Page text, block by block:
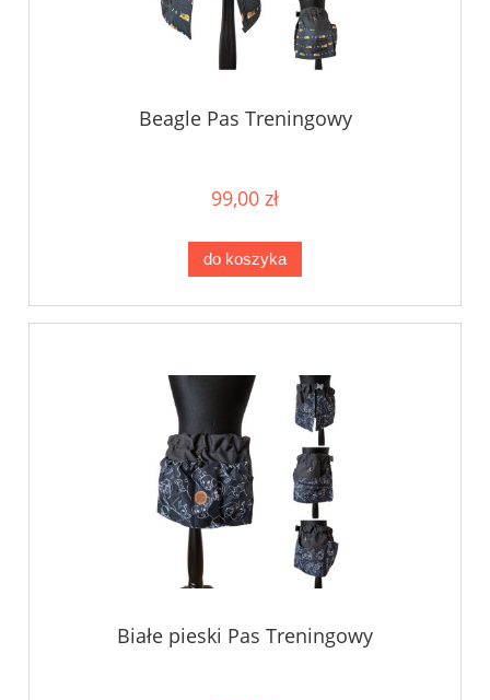
Beagle Pas Treningowy
99,00 zł
do koszyka
Białe pieski Pas Treningowy